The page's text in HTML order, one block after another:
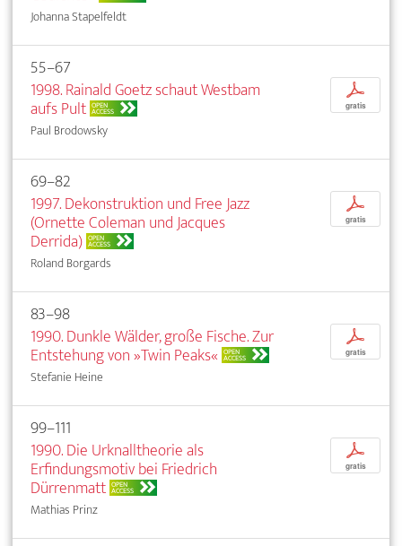
Johanna Stapelfeldt
55–67
1998. Rainald Goetz schaut Westbam
aufs Pult OPEN
ACCESS
Paul Brodowsky
p
gratis
69–82
1997. Dekonstruktion und Free Jazz
(Ornette Coleman und Jacques
Derrida) OPEN
ACCESS
Roland Borgards
p
gratis
83–98
1990. Dunkle Wälder, große Fische. Zur
Entstehung von »Twin Peaks« OPEN
ACCESS
Stefanie Heine
p
gratis
99–111
1990. Die Urknalltheorie als
Erfindungsmotiv bei Friedrich
Dürrenmatt OPEN
ACCESS
Mathias Prinz
p
gratis